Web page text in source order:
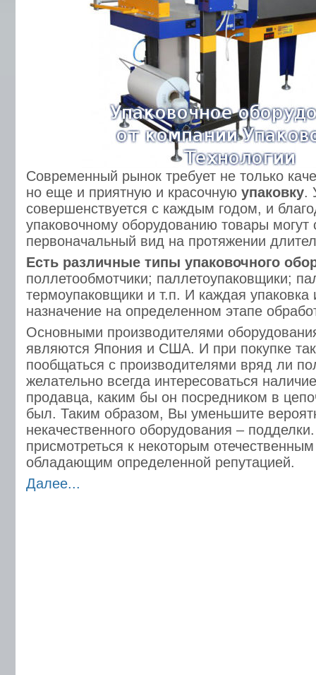
Современный рынок требует не только
но еще и приятную и красочную упаковку.
совершенствуется с каждым годом, и
упаковочному оборудованию товары могут
первоначальный вид на протяжении
Есть различные типы упаковочного
поллетообмотчики; паллетоупаковщики;
термоупаковщики и т.п. И каждая упаковка
назначение на определенном этапе
Основными производителями
являются Япония и США. И при покупке
пообщаться с производителями вряд ли
желательно всегда интересоваться
продавца, каким бы он посредником в
был. Таким образом, Вы уменьшите
некачественного оборудования –
присмотреться к некоторым
обладающим определенной репутацией.
Далее...